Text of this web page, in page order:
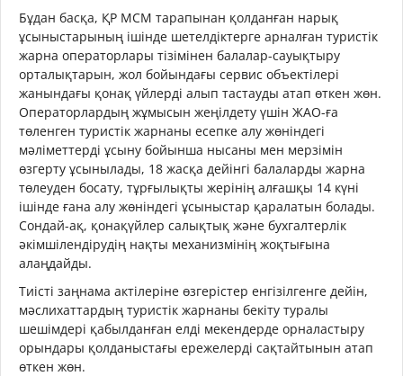
Бұдан басқа, ҚР МСМ тарапынан қолданған нарық
ұсыныстарының ішінде шетелдіктерге арналған туристік
жарна операторлары тізімінен балалар-сауықтыру
орталықтарын, жол бойындағы сервис объектілері
жанындағы қонақ үйлерді алып тастауды атап өткен жөн.
Операторлардың жұмысын жеңілдету үшін ЖАО-ға
төленген туристік жарнаны есепке алу жөніндегі
мәліметтерді ұсыну бойынша нысаны мен мерзімін
өзгерту ұсынылады, 18 жасқа дейінгі балаларды жарна
төлеуден босату, тұрғылықты жерінің алғашқы 14 күні
ішінде ғана алу жөніндегі ұсыныстар қаралатын болады.
Сондай-ақ, қонақүйлер салықтық және бухгалтерлік
әкімшілендірудің нақты механизмінің жоқтығына
алаңдайды.
Тиісті заңнама актілеріне өзгерістер енгізілгенге дейін,
мәслихаттардың туристік жарнаны бекіту туралы
шешімдері қабылданған елді мекендерде орналастыру
орындары қолданыстағы ережелерді сақтайтынын атап
өткен жөн.